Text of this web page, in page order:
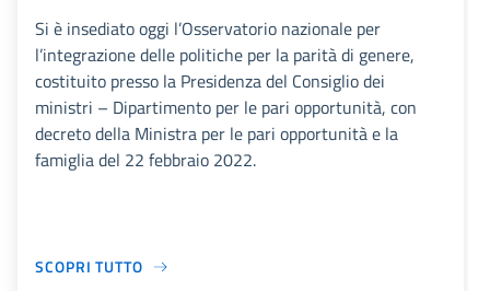
Si è insediato oggi l’Osservatorio nazionale per
l’integrazione delle politiche per la parità di genere,
costituito presso la Presidenza del Consiglio dei
ministri – Dipartimento per le pari opportunità, con
decreto della Ministra per le pari opportunità e la
famiglia del 22 febbraio 2022.
SCOPRI TUTTO